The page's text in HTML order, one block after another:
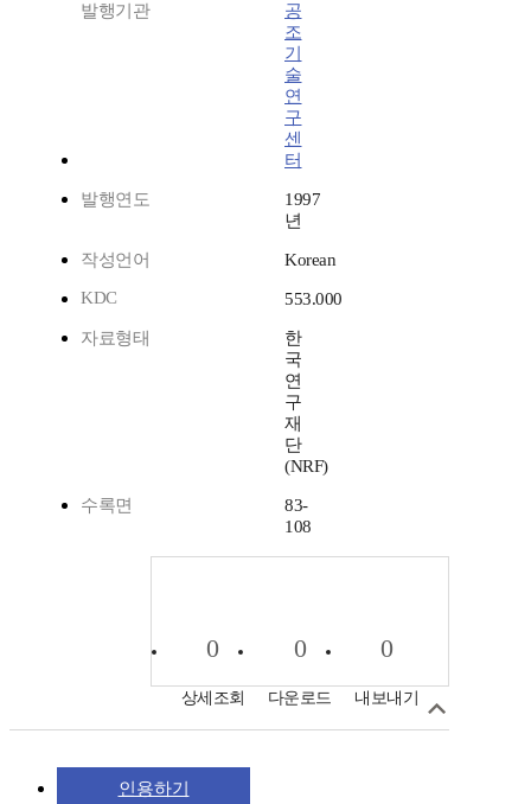
발행기관
공
조
기
술
연
구
센
터
발행연도
1997
년
작성언어
Korean
KDC
553.000
자료형태
한
국
연
구
재
단
(NRF)
수록면
83-
108
0
상세조회
0
다운로드
0
내보내기
인용하기